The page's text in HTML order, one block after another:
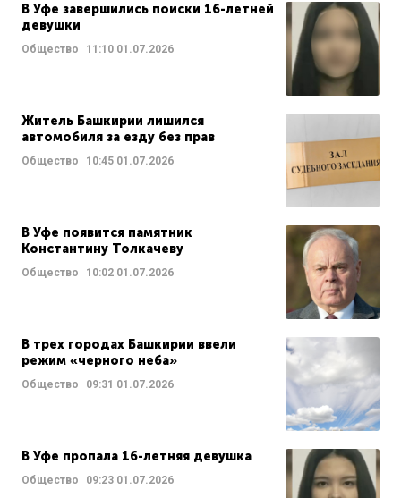
В Уфе завершились поиски 16-летней
девушки
Общество 11:10 01.07.2026
Житель Башкирии лишился
автомобиля за езду без прав
Общество 10:45 01.07.2026
В Уфе появится памятник
Константину Толкачеву
Общество 10:02 01.07.2026
В трех городах Башкирии ввели
режим «черного неба»
Общество 09:31 01.07.2026
В Уфе пропала 16-летняя девушка
Общество 09:23 01.07.2026